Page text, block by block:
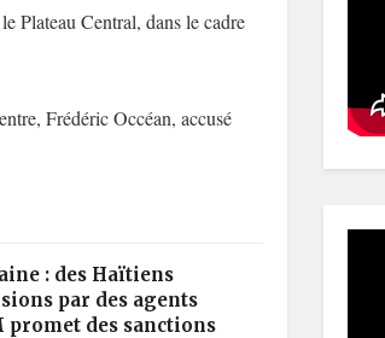
Plateau Central, dans le cadre
Frédéric Occéan, accusé
: des Haïtiens
par des agents
des sanctions